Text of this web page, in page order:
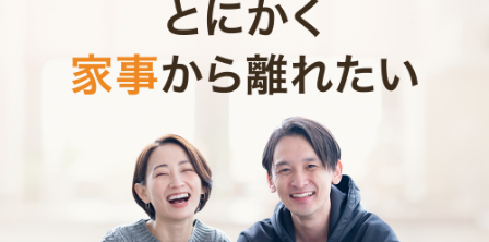
お財布と心が笑顔になるクラウド家事代行
CaSy（カジー）のご案内